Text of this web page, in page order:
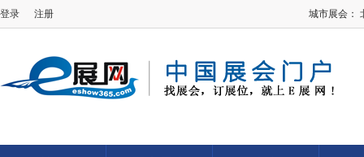
登录 注册 城市展会：